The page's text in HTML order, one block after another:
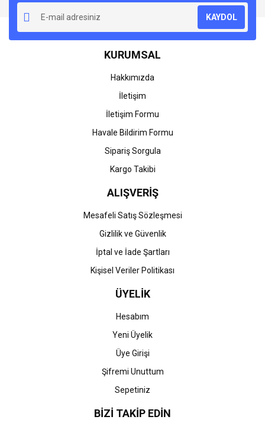
Ürün resmi kalitesiz, bozuk veya görüntülenemiyor.
Ürün açıklamasında eksik bilgiler bulunuyor.
Ürün bilgilerinde hatalar bulunuyor.
Ürün fiyatı diğer sitelerden daha pahalı.
Gönder
KAYDOL
KURUMSAL
Hakkımızda
İletişim
İletişim Formu
Havale Bildirim Formu
Sipariş Sorgula
Kargo Takibi
ALIŞVERİŞ
Mesafeli Satış Sözleşmesi
Gizlilik ve Güvenlik
İptal ve İade Şartları
Kişisel Veriler Politikası
ÜYELİK
Hesabım
Yeni Üyelik
Üye Girişi
Şifremi Unuttum
Sepetiniz
BİZİ TAKİP EDİN